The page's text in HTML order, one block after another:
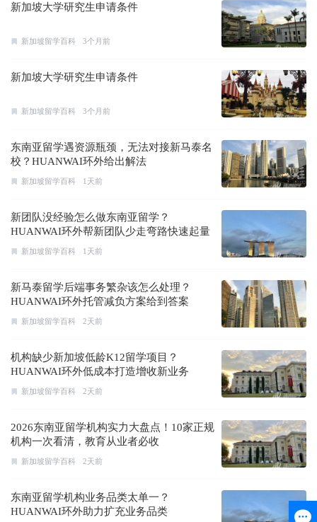
新加坡大学研究生申请条件
新加坡留学百科 3个月前
新加坡大学研究生申请条件
新加坡留学百科 3个月前
东南亚留学遇资源瓶颈，无法对接新马泰名
校？HUANWAI环外给出解法
新加坡留学百科 1天前
新团队没经验怎么做东南亚留学？
HUANWAI环外帮新团队少走弯路快速起量
新加坡留学百科 1天前
新马泰留学后端事务繁杂该怎么处理？
HUANWAI环外托管减负方案给到答案
新加坡留学百科 2天前
机构缺少新加坡低龄K12留学项目？
HUANWAI环外低成本打造增收新业务
新加坡留学百科 2天前
2026东南亚留学机构实力大盘点！10家正规
机构一次看清，教育从业者必收
新加坡留学百科 2天前
东南亚留学机构业务品类太单一？
HUANWAI环外助力扩充业务品类